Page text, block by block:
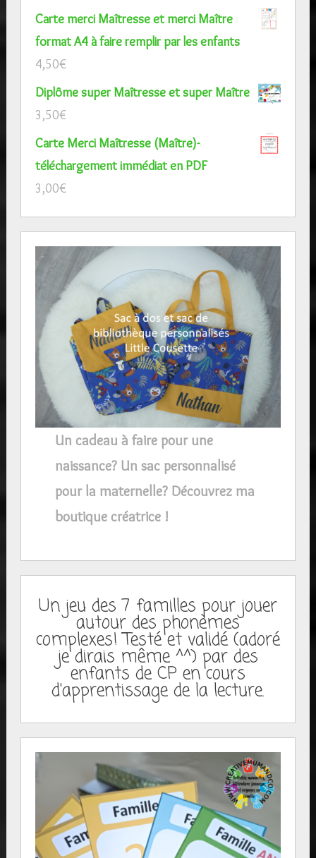
Carte merci Maîtresse et merci Maître
format A4 à faire remplir par les enfants
4,50€
Diplôme super Maîtresse et super Maître
3,50€
Carte Merci Maîtresse (Maître)-
téléchargement immédiat en PDF
3,00€
Un cadeau à faire pour une
naissance? Un sac personnalisé
pour la maternelle? Découvrez ma
boutique créatrice !
Un jeu des 7 familles pour jouer
autour des phonèmes
complexes! Testé et validé (adoré
je dirais même ^^) par des
enfants de CP en cours
d'apprentissage de la lecture.